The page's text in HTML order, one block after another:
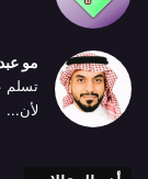
مو
تسلم
لأن...